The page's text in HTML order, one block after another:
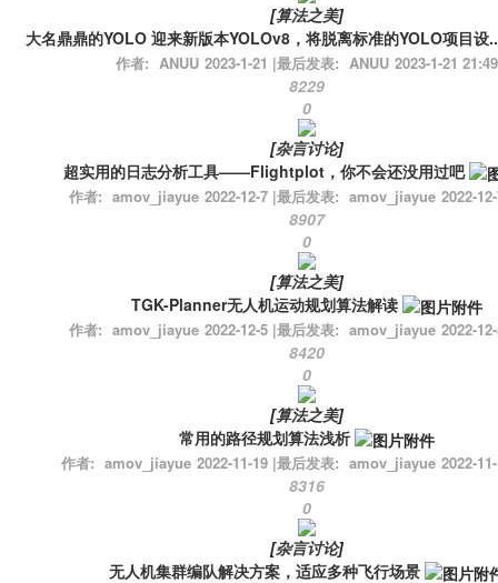
[算法之美]
大名鼎鼎的YOLO 迎来新版本YOLOv8，将脱离标准的YOLO项目设
作者: ANUU 2023-1-21 |最后发表: ANUU 2023-1-21 21:49
8229
0
[杂言讨论]
超实用的日志分析工具——Flightplot，你不会还没用过吧
作者: amov_jiayue 2022-12-7 |最后发表: amov_jiayue 2022-
8907
0
[算法之美]
TGK-Planner无人机运动规划算法解读
作者: amov_jiayue 2022-12-5 |最后发表: amov_jiayue 2022-
8420
0
[算法之美]
常用的路径规划算法浅析
作者: amov_jiayue 2022-11-19 |最后发表: amov_jiayue 2022-
8316
0
[杂言讨论]
无人机集群编队解决方案，适应多种飞行场景